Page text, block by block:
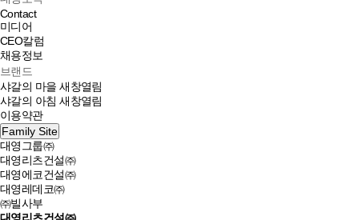
Contact
미디어
CEO칼럼
채용정보
브랜드
샤갈의 마을새창열림
샤갈의 아침새창열림
이용약관
Family Site
대영그룹㈜
대영리츠건설㈜
대영에코건설㈜
대영레데코㈜
㈜빌사부